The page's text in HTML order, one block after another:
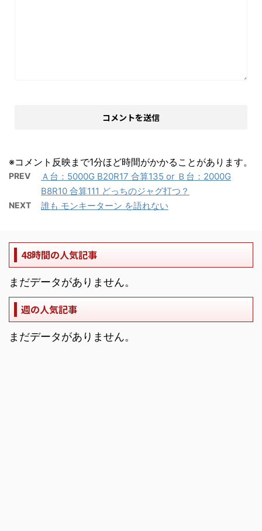
※コメント反映まで1分ほど時間がかかることがあります。
PREV
Ａ台：5000G B20R17 合算135 or Ｂ台：2000G
B8R10 合算111 どっちのジャグ打つ？
NEXT 誰も モンキーターン を語れない
48時間の人気記事
まだデータがありません。
週の人気記事
まだデータがありません。